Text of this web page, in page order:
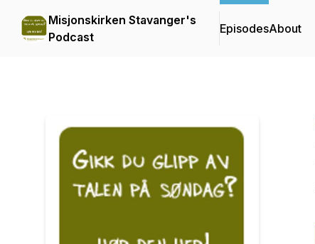
Misjonskirken Stavanger's
Podcast
EpisodesAbout